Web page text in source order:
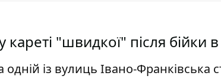
"швидкої" після бійки
одній із вулиць Івано-Франківська